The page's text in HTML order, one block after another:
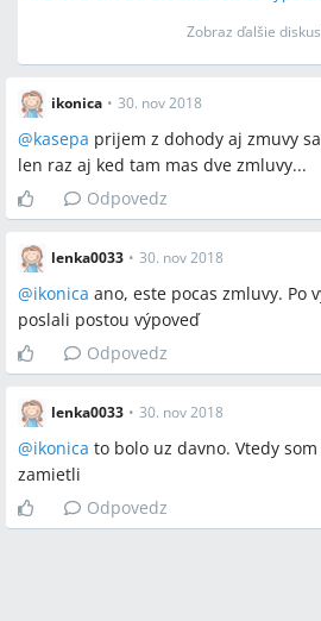
Zobraz ďalšie
ikonica • 30. nov 2018
@kasepa prijem z dohody aj zmuvy
len raz aj ked tam mas dve zmluvy...
Odpovedz
lenka0033 • 30. nov 2018
@ikonica ano, este pocas zmluvy. Po
poslali postou výpoveď
Odpovedz
lenka0033 • 30. nov 2018
@ikonica to bolo uz davno. Vtedy
zamietli
Odpovedz